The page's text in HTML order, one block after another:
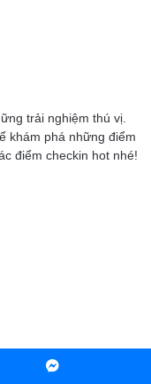
trải nghiệm thú vị.
khám phá những điểm
điểm checkin hot nhé!
6 nhà hàng lẩu băng